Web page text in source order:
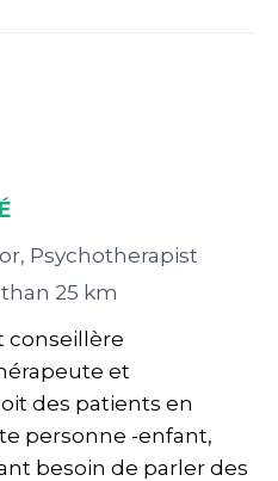
Psychotherapist
25 km
conseillère
et
des patients en
personne -enfant,
besoin de parler des